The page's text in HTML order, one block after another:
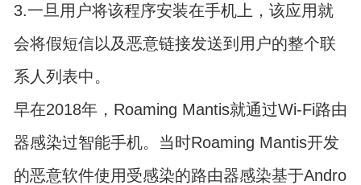
3.一旦用户将该程序安装在手机上，该应用就
会将假短信以及恶意链接发送到用户的整个联
系人列表中。
早在2018年，Roaming Mantis就通过Wi-Fi路由
器感染过智能手机。当时Roaming Mantis开发
的恶意软件使用受感染的路由器感染基于Andro